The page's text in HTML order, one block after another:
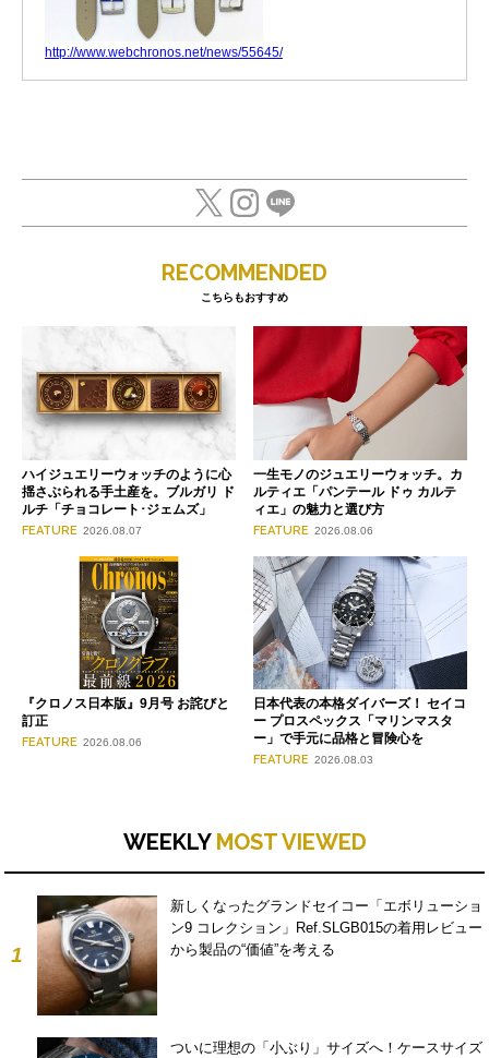
http://www.webchronos.net/news/55645/
RECOMMENDED
こちらもおすすめ
ハイジュエリーウォッチのように心
揺さぶられる手土産を。ブルガリ ド
ルチ「チョコレート･ジェムズ」
FEATURE 2026.08.07
一生モノのジュエリーウォッチ。カ
ルティエ「パンテール ドゥ カルテ
ィエ」の魅力と選び方
FEATURE 2026.08.06
『クロノス日本版』9月号 お詫びと
訂正
FEATURE 2026.08.06
日本代表の本格ダイバーズ！ セイコ
ー プロスペックス「マリンマスタ
ー」で手元に品格と冒険心を
FEATURE 2026.08.03
WEEKLY MOST VIEWED
1
新しくなったグランドセイコー「エボリューショ
ン9 コレクション」Ref.SLGB015の着用レビュー
から製品の“価値”を考える
ついに理想の「小ぶり」サイズへ！ケースサイズ